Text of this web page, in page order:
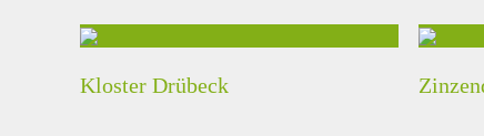
Kloster Drübeck